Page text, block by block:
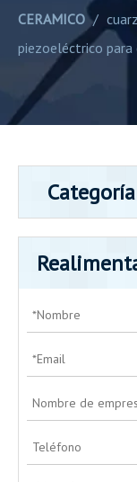
CERAMICO /
piezoeléctrico